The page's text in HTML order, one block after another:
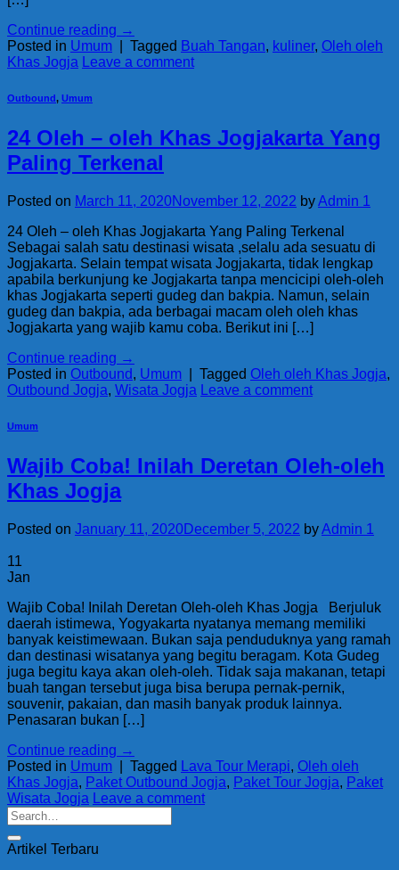
Continue reading →
Posted in Umum Tagged Buah Tangan, kuliner, Oleh oleh
Khas Jogja Leave a comment
Outbound, Umum
24 Oleh – oleh Khas Jogjakarta Yang
Paling Terkenal
Posted on March 11, 2020November 12, 2022 byAdmin 1
24 Oleh – oleh Khas Jogjakarta Yang Paling Terkenal
Sebagai salah satu destinasi wisata ,selalu ada sesuatu di
Jogjakarta. Selain tempat wisata Jogjakarta, tidak lengkap
apabila berkunjung ke Jogjakarta tanpa mencicipi oleh-oleh
khas Jogjakarta seperti gudeg dan bakpia. Namun, selain
gudeg dan bakpia, ada berbagai macam oleh oleh khas
Jogjakarta yang wajib kamu coba. Berikut ini […]
Continue reading →
Posted in Outbound, Umum Tagged Oleh oleh Khas Jogja,
Outbound Jogja, Wisata Jogja Leave a comment
Umum
Wajib Coba! Inilah Deretan Oleh-oleh
Khas Jogja
Posted on January 11, 2020December 5, 2022 byAdmin 1
11
Jan
Wajib Coba! Inilah Deretan Oleh-oleh Khas Jogja Berjuluk
daerah istimewa, Yogyakarta nyatanya memang memiliki
banyak keistimewaan. Bukan saja penduduknya yang ramah
dan destinasi wisatanya yang begitu beragam. Kota Gudeg
juga begitu kaya akan oleh-oleh. Tidak saja makanan, tetapi
buah tangan tersebut juga bisa berupa pernak-pernik,
souvenir, pakaian, dan masih banyak produk lainnya.
Penasaran bukan […]
Continue reading →
Posted in Umum Tagged Lava Tour Merapi, Oleh oleh
Khas Jogja, Paket Outbound Jogja, Paket Tour Jogja, Paket
Wisata Jogja Leave a comment
Artikel Terbaru